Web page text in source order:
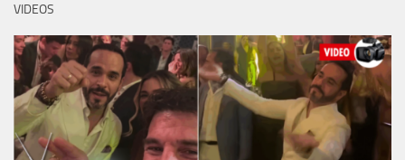
VIDEOS